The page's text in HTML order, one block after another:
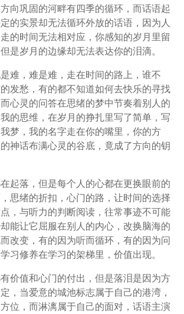
向巩固的河畔有四季的循环，而话语起
的实景却无法循环外放的话语，因为人
的时间无法相对应，你感知的岁月里留
是岁月的边缘却无法表达你的泪滴。
难，难是难，走在时间的路上，谁不
发愁，有的都不知道如何去快乐的寻找
心灵 的问答在思绪的梦中节奏着别人的
的思维，在岁月的挣扎里写了简单，写
梦，我的名字走在你的嘴里，你的方
神话布满心灵的谷底，竟成了方向的钥
起落，但是每个人的心都在更换眼前的
思绪的折扣，心门的路，让时间的选择
，与听力的判断阅读，往常事迹不可能
能让它屈服在别人的内心，改换脑海的
改变，有的因为听而循环，有的因为问
学习修养在学习的架梯里，价值出现。
价值和心门的付出，但是落泪是因为方
，当爱意的城池标志属于自己的港湾，
位，而淋漓属于自己的面对，话语主演